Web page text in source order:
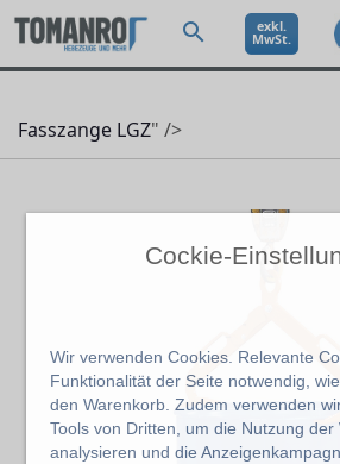
Cockie-
Wir verwenden Cookies. Relevante
Funktionalität der Seite notwendig,
den Warenkorb. Zudem verwenden
Tools von Dritten, um die Nutzung der
analysieren und die
exkl.
MwSt.
Fasszange LGZ" />